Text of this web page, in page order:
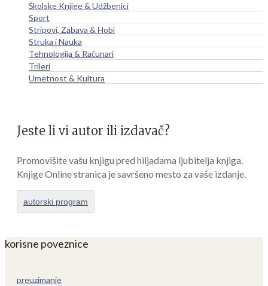
Školske Knjige & Udžbenici
Sport
Stripovi, Zabava & Hobi
Struka i Nauka
Tehnologija & Računari
Trileri
Umetnost & Kultura
Jeste li vi autor ili izdavač?
Promovišite vašu knjigu pred hiljadama ljubitelja knjiga.
Knjige Online stranica je savršeno mesto za vaše izdanje.
autorski program
korisne poveznice
preuzimanje